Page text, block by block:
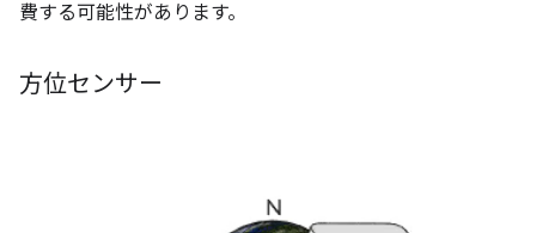
費する可能性があります。
方位センサー